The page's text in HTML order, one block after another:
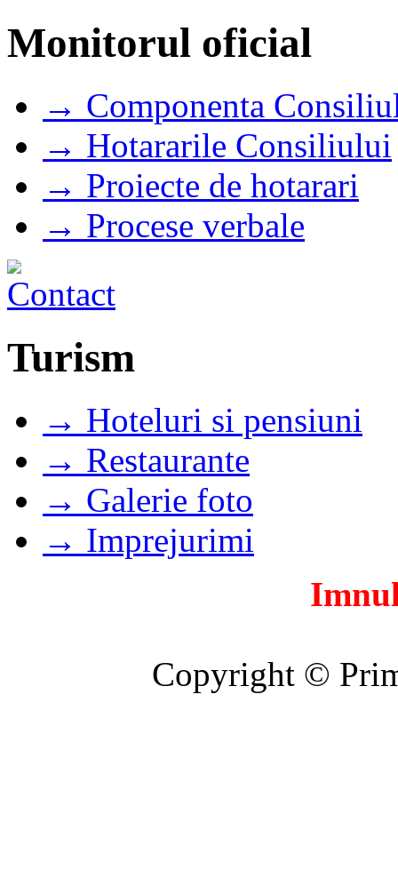
Monitorul oficial
→ Componenta
→ Hotararile Consiliului
→ Proiecte de hotarari
→ Procese verbale
Turism
→ Hoteluri si pensiuni
→ Restaurante
→ Galerie foto
→ Imprejurimi
Copyright ©